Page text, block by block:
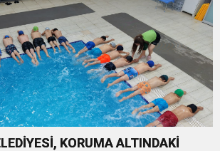
KORUMA ALTINDAKİ